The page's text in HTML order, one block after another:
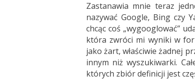
Zastanawia mnie teraz
nazywać Google, Bing czy
chcąc coś „wygooglować”
która zwróci mi wyniki w
jako żart, właściwie żadnej
innym niż wyszukiwarki.
których zbiór definicji jest